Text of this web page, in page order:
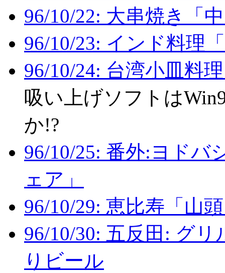
96/10/22: 大串焼き「
96/10/23: インド料理
96/10/24: 台湾小皿料
吸い上げソフトは
か!?
96/10/25: 番外:ヨドバ
ェア」
96/10/29: 恵比寿「山
96/10/30: 五反田: グ
りビール